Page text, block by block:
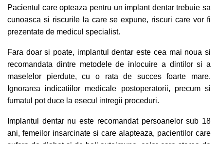
Pacientul care opteaza pentru un implant dentar trebuie sa
cunoasca si riscurile la care se expune, riscuri care vor fi
prezentate de medicul specialist.
Fara doar si poate, implantul dentar este cea mai noua si
recomandata dintre metodele de inlocuire a dintilor si a
maselelor pierdute, cu o rata de succes foarte mare.
Ignorarea indicatiilor medicale postoperatorii, precum si
fumatul pot duce la esecul intregii proceduri.
Implantul dentar nu este recomandat persoanelor sub 18
ani, femeilor insarcinate si care alapteaza, pacientilor care